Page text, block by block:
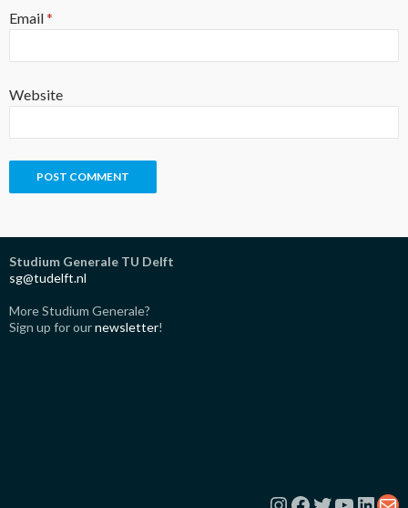
Email*
Website
Studium Generale TU Delft
sg@tudelft.nl
More Studium Generale?
Sign up for ournewsletter!